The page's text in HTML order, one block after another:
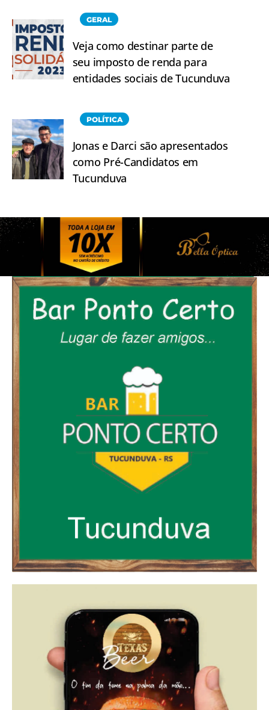
GERAL
Veja como destinar parte de
seu imposto de renda para
entidades sociais de Tucunduva
POLÍTICA
Jonas e Darci são apresentados
como Pré-Candidatos em
Tucunduva